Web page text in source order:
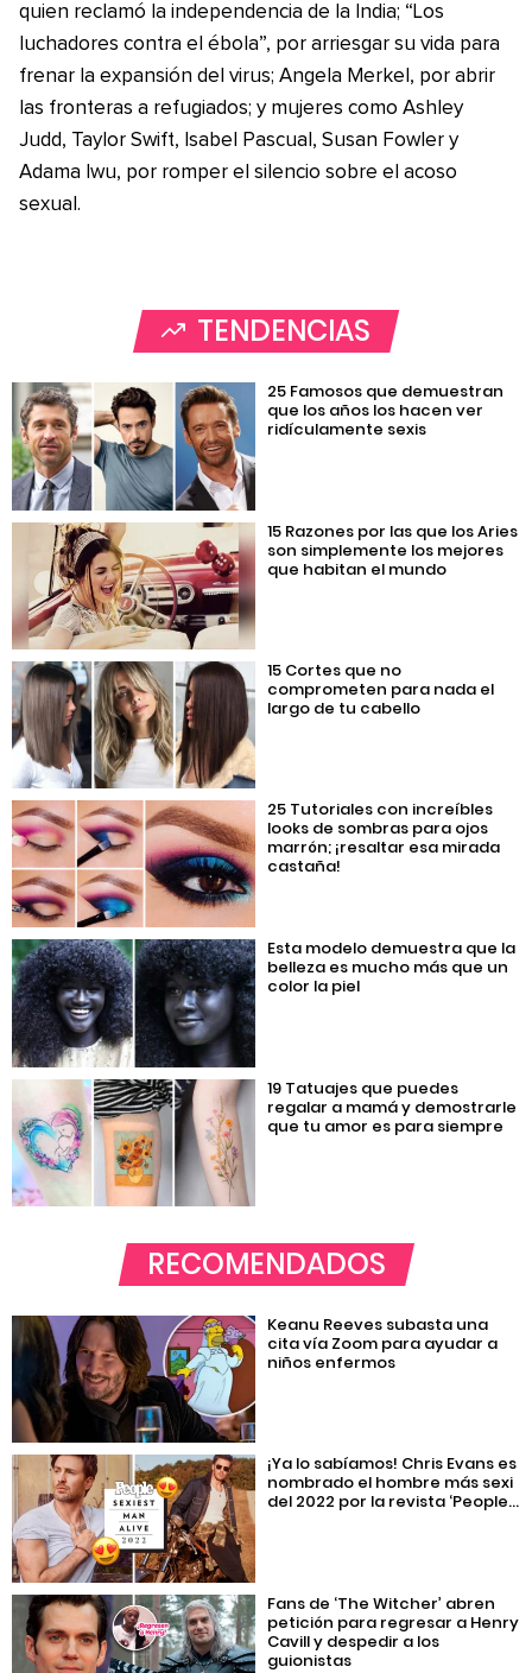
quien reclamó la independencia de la India; “Los
luchadores contra el ébola”, por arriesgar su vida para
frenar la expansión del virus; Angela Merkel, por abrir
las fronteras a refugiados; y mujeres como Ashley
Judd, Taylor Swift, Isabel Pascual, Susan Fowler y
Adama Iwu, por romper el silencio sobre el acoso
sexual.
TENDENCIAS
25 Famosos que demuestran
que los años los hacen ver
ridículamente sexis
15 Razones por las que los Aries
son simplemente los mejores
que habitan el mundo
15 Cortes que no
comprometen para nada el
largo de tu cabello
25 Tutoriales con increíbles
looks de sombras para ojos
marrón; ¡resaltar esa mirada
castaña!
Esta modelo demuestra que la
belleza es mucho más que un
color la piel
19 Tatuajes que puedes
regalar a mamá y demostrarle
que tu amor es para siempre
RECOMENDADOS
Keanu Reeves subasta una
cita vía Zoom para ayudar a
niños enfermos
¡Ya lo sabíamos! Chris Evans es
nombrado el hombre más sexi
del 2022 por la revista ‘People...
Fans de ‘The Witcher’ abren
petición para regresar a Henry
Cavill y despedir a los
guionistas